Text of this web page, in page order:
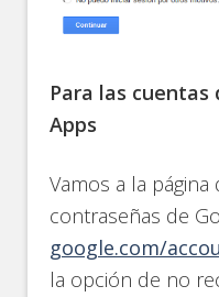
Para las cuentas
Apps
Vamos a la página
contraseñas de
google.com/
la opción de no